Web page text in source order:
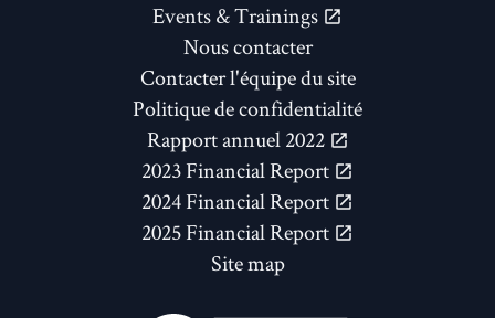
Events & Trainings
Nous contacter
Contacter l'équipe du site
Politique de confidentialité
Rapport annuel 2022
2023 Financial Report
2024 Financial Report
2025 Financial Report
Site map